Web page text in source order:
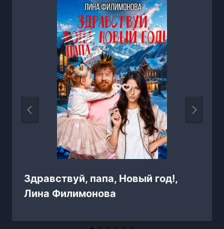
Здравствуй, папа, Новый год!,
Лина Филимонова